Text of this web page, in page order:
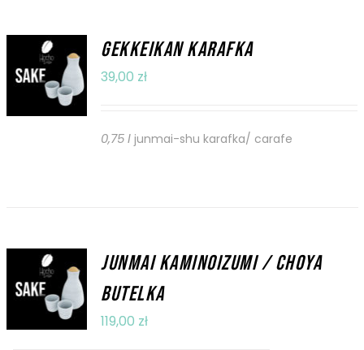
DODAJ DO
KOSZYKA
/
SZCZEGÓŁY
GEKKEIKAN KARAFKA
39,00 zł
0,75 l junmai-shu karafka/ carafe
DODAJ DO
KOSZYKA
/
SZCZEGÓŁY
JUNMAI KAMINOIZUMI / CHOYA
BUTELKA
119,00 zł